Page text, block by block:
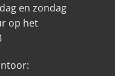
en zondag
op het